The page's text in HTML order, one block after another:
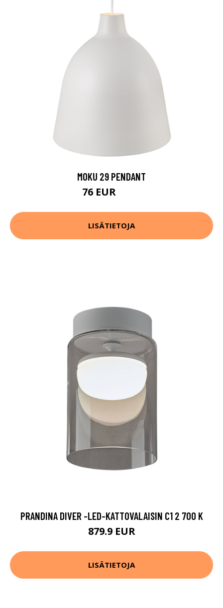
MOKU 29 PENDANT
76 EUR
LISÄTIETOJA
PRANDINA DIVER -LED-KATTOVALAISIN C1 2 700 K
879.9 EUR
LISÄTIETOJA